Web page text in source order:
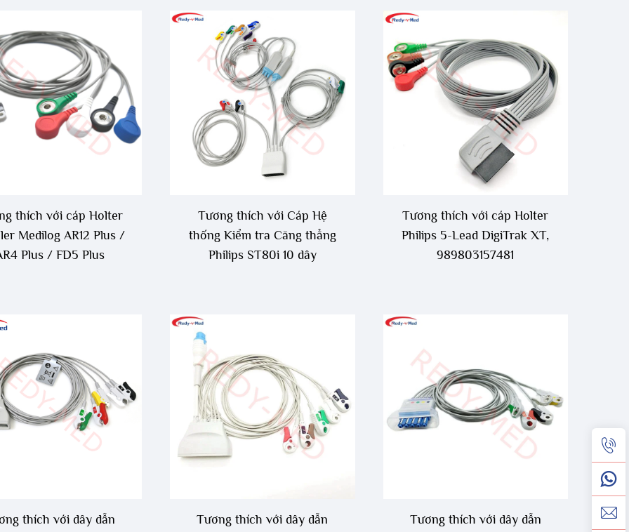
thích với cáp Holter
Medilog AR12 Plus /
Plus / FD5 Plus
Tương thích với Cáp Hệ
thống Kiểm tra Căng thẳng
Philips ST80i 10 dây
Tương thích với cáp Holter
Philips 5-Lead DigiTrak XT,
989803157481
thích với dây dẫn
Tương thích với dây dẫn
Tương thích với dây dẫn